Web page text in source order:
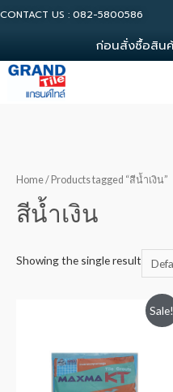
CONTACT US : 082-5800586
อนสงซอสนคา
Home/ Products tagged “สีน้ำเงิน”
สีน้ำเงิน
Showing the single result
Sale!